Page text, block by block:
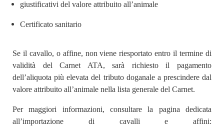
giustificativi del valore attribuito all’animale
Certificato sanitario
Se il cavallo, o affine, non viene riesportato entro il termine di
validità del Carnet ATA, sarà richiesto il pagamento
dell’aliquota più elevata del tributo doganale a prescindere dal
valore attribuito all’animale nella lista generale del Carnet.
Per maggiori informazioni, consultare la pagina dedicata
all’importazione di cavalli e affini: